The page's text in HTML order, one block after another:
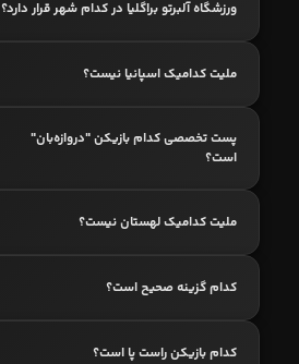
ورزشگاه آلبرتو براگلیا در کدام شهر قرار دارد؟
ملیت کدامیک اسپانیا نیست؟
پست تخصصی کدام بازیکن "دروازه‌بان"
است؟
ملیت کدامیک لهستان نیست؟
کدام گزینه صحیح است؟
کدام بازیکن راست پا است؟